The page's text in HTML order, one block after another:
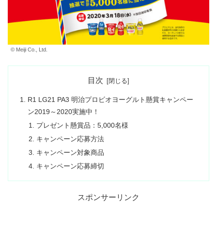
© Meiji Co., Ltd.
目次
R1 LG21 PA3 明治プロビオヨーグルト懸賞キャンペー
ン2019～2020実施中！
プレゼント懸賞品：5,000名様
キャンペーン応募方法
キャンペーン対象商品
キャンペーン応募締切
スポンサーリンク